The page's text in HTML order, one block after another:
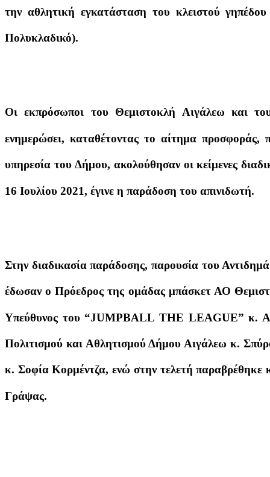
την αθλητική εγκατάσταση του κλειστού
Πολυκλαδικό).
Οι εκπρόσωποι του Θεμιστοκλή Αιγάλεω και
ενημερώσει, καταθέτοντας το αίτημα προσφοράς,
υπηρεσία του Δήμου, ακολούθησαν οι κείμενες
16 Ιουλίου 2021, έγινε η παράδοση του απινιδωτή.
Στην διαδικασία παράδοσης, παρουσία του
έδωσαν ο Πρόεδρος της ομάδας μπάσκετ ΑΟ
Υπεύθυνος του “JUMPBALL THE LEAGUE” κ.
Πολιτισμού και Αθλητισμού Δήμου Αιγάλεω κ.
κ. Σοφία Κορμέντζα, ενώ στην τελετή παραβρέθηκε
Γράψας.